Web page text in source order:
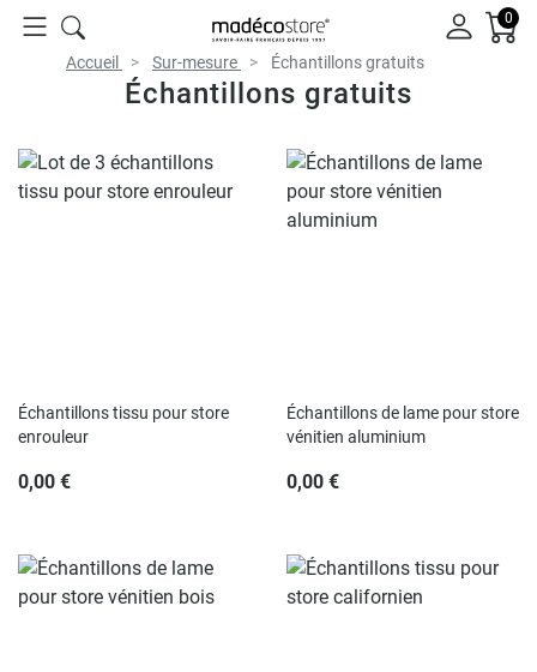
0
Accueil Sur-mesure Échantillons gratuits
Échantillons gratuits
Échantillons tissu pour store
enrouleur
0,00 €
Échantillons de lame pour store
vénitien aluminium
0,00 €